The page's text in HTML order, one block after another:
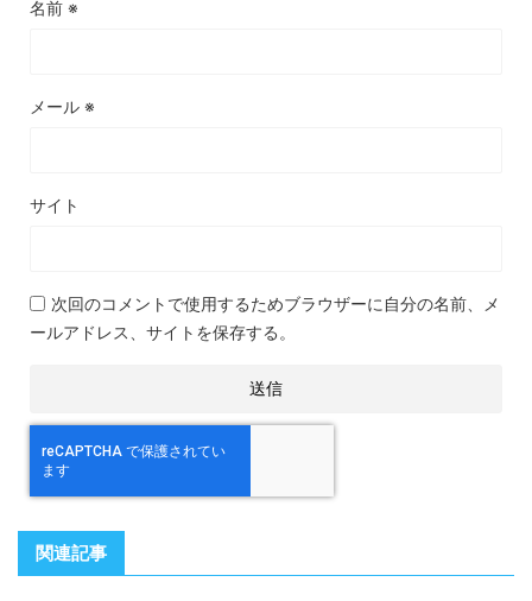
名前 ※
メール ※
サイト
次回のコメントで使用するためブラウザーに自分の名前、メ
ールアドレス、サイトを保存する。
関連記事